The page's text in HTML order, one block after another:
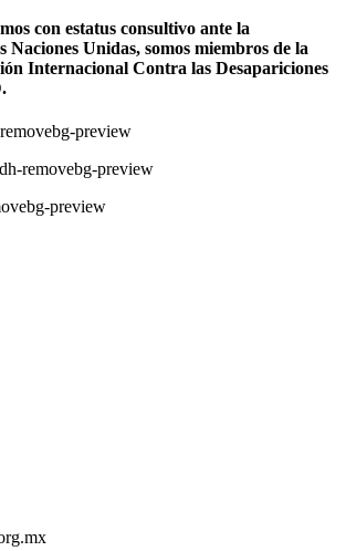
con estatus consultivo ante la
Naciones Unidas, somos miembros de la
Internacional Contra las Desapariciones